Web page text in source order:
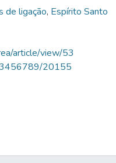
de ligação, Espírito Santo
article/view/53
20155